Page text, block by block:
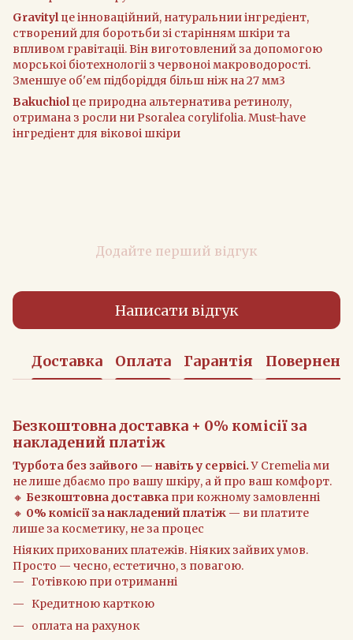
Gravityl це iнноваційний, натуральнии інгредiент,
створений для боротьби зi старiнням шкiри та
впливом гравiтацii. Вiн виготовлений за допомогою
морськоi бiотехнологii з червоноi макроводоростi.
Зменшуе об'ем пiдборiддя бiльш нiж на 27 мм3
Bakuchiolце природна альтернатива ретинолу,
отримана з росли ни Psoralea corylifolia. Must-have
iнгредiент для вiковоi шкiри
Додайте перший відгук
Написати відгук
Доставка Оплата Гарантія
Безкоштовна доставка + 0% комісії за
накладений платіж
Турбота без зайвого — навіть у сервісі.У Cremelia ми
не лише дбаємо про вашу шкіру, а й про ваш комфорт.
🔸 Безкоштовна доставка при кожному замовленні
🔸 0% комісії за накладений платіж — ви платите
лише за косметику, не за процес
Ніяких прихованих платежів. Ніяких зайвих умов.
Просто — чесно, естетично, з повагою.
Готівкою при отриманні
Кредитною карткою
оплата на рахунок